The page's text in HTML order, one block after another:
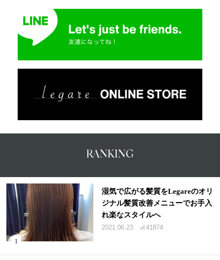
RANKING
湿気で広がる髪質をLegareのオリ
ジナル髪質改善メニューでお手入
れ楽なスタイルへ
2021.06.23 41874